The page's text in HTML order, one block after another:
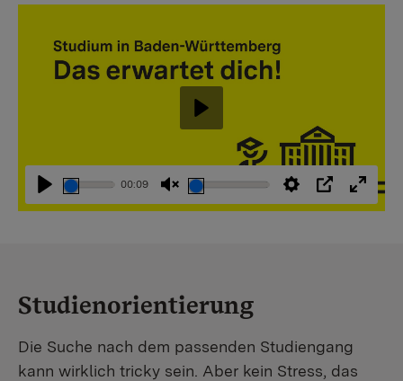
Abspielen
00:09
StummschaltungEinstellungen
PIP
Abspielen
Studienorientierung
Die Suche nach dem passenden Studiengang
kann wirklich tricky sein. Aber kein Stress, das